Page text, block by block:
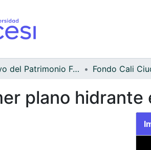
Archivo del Patrimonio Fotográfico y Fílmico del Valle del Cauca Fondo Cali
plano hidrante